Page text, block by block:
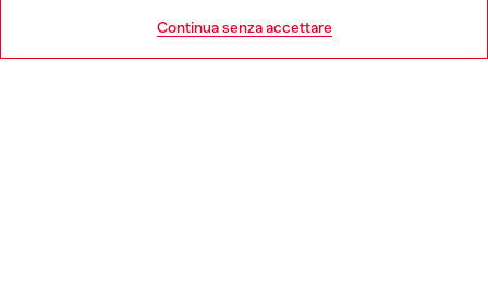
Continua senza accettare